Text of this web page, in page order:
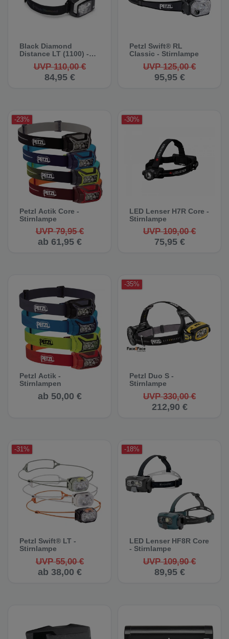
Black Diamond
Distance LT (1100) -
UVP 110,00 €
84,95 €
Petzl Swift® RL
Classic - Stirnlampe
UVP 125,00 €
95,95 €
-23%
Petzl Actik Core -
Stirnlampe
UVP 79,95 €
ab 61,95 €
-30%
LED Lenser H7R Core -
Stirnlampe
UVP 109,00 €
75,95 €
Petzl Actik -
Stirnlampen
ab 50,00 €
-35%
Petzl Duo S -
Stirnlampe
UVP 330,00 €
212,90 €
-31%
Petzl Swift® LT -
Stirnlampe
UVP 55,00 €
ab 38,00 €
-18%
LED Lenser HF8R Core
- Stirnlampe
UVP 109,90 €
89,95 €